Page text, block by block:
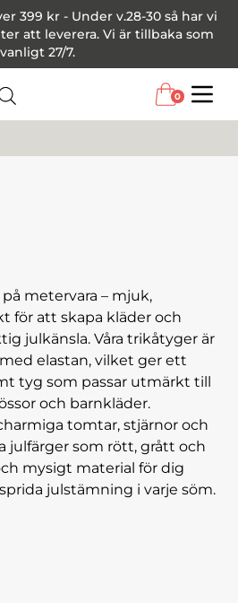
399 kr - Under v.28-30 så har vi
att leverera. Vi är tillbaka som
vanligt 27/7.
0
metervara – mjuk,
för att skapa kläder och
julkänsla. Våra trikåtyger är
elastan, vilket ger ett
tyg som passar utmärkt till
och barnkläder.
tomtar, stjärnor och
julfärger som rött, grått och
mysigt material för dig
julstämning i varje söm.